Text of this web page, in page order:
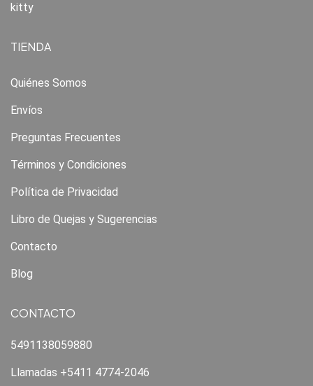
kitty
TIENDA
Quiénes Somos
Envíos
Preguntas Frecuentes
Términos y Condiciones
Política de Privacidad
Libro de Quejas y Sugerencias
Contacto
Blog
CONTACTO
5491138059880
Llamadas +5411 4774-2046